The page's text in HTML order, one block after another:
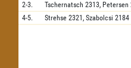
2-3.
Tschernatsch 2313, Petersen
4-5.
Strehse 2321, Szabolcsi 2184